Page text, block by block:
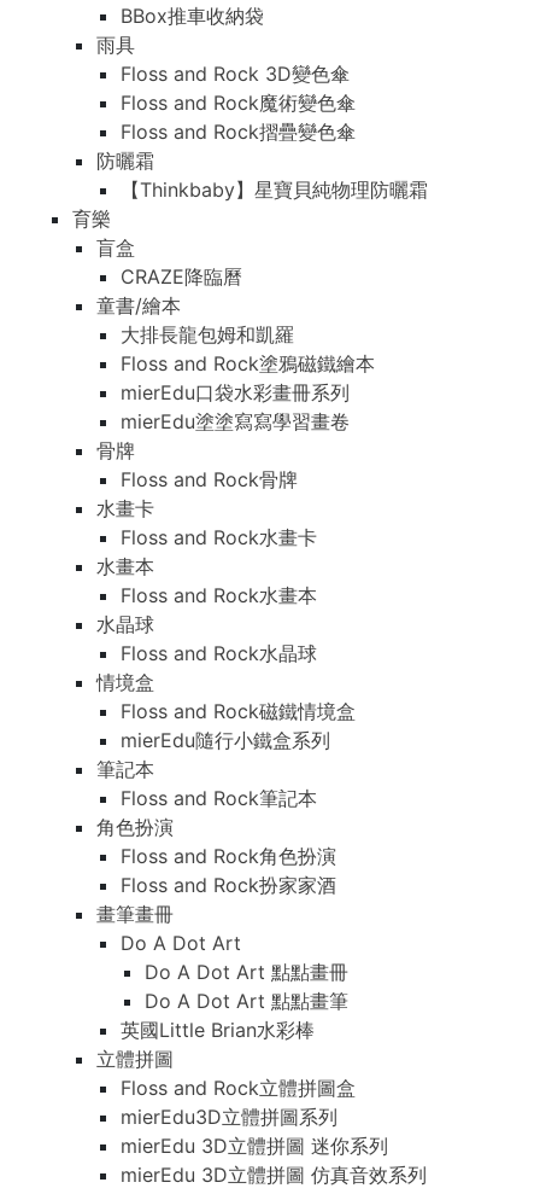
BBox推車收納袋
雨具
Floss and Rock 3D變色傘
Floss and Rock魔術變色傘
Floss and Rock摺疊變色傘
防曬霜
【Thinkbaby】星寶貝純物理防曬霜
育樂
盲盒
CRAZE降臨曆
童書/繪本
大排長龍包姆和凱羅
Floss and Rock塗鴉磁鐵繪本
mierEdu口袋水彩畫冊系列
mierEdu塗塗寫寫學習畫卷
骨牌
Floss and Rock骨牌
水畫卡
Floss and Rock水畫卡
水畫本
Floss and Rock水畫本
水晶球
Floss and Rock水晶球
情境盒
Floss and Rock磁鐵情境盒
mierEdu隨行小鐵盒系列
筆記本
Floss and Rock筆記本
角色扮演
Floss and Rock角色扮演
Floss and Rock扮家家酒
畫筆畫冊
Do A Dot Art
Do A Dot Art 點點畫冊
Do A Dot Art 點點畫筆
英國Little Brian水彩棒
立體拼圖
Floss and Rock立體拼圖盒
mierEdu3D立體拼圖系列
mierEdu 3D立體拼圖 迷你系列
mierEdu 3D立體拼圖 仿真音效系列